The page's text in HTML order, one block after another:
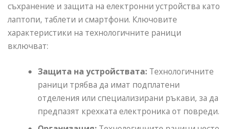
съхранение и защита на електронни устройства като
лаптопи, таблети и смартфони. Ключовите
характеристики на технологичните раници
включват:
Защита на устройствата: Технологичните
раници трябва да имат подплатени
отделения или специализирани ръкави, за да
предпазят крехката електроника от повреди.